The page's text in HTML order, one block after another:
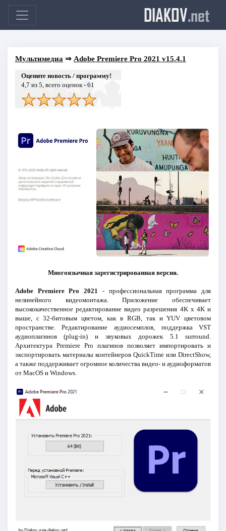
DIAKOV.net
Мультимедиа ⇒ Adobe Premiere Pro 2021 v15.4.1
Оцените новость / программу!
4,7 из 5, всего оценок - 61
Многоязычная зарегистрированная версия.
Adobe Premiere Pro 2021
- профессиональная программа для
нелинейного видеомонтажа. Приложение обеспечивает
высококачественное редактирование видео разрешения 4K x 4K и
выше, с 32-битовым цветом, как в RGB, так и YUV цветовом
пространстве. Редактирование аудиосемплов, поддержка VST
аудиоплагинов (plug-in) и звуковых дорожек 5.1 surround.
Архитектура Premiere Pro плагинов позволяет импортировать и
экспортировать материалы контейнеров QuickTime или DirectShow,
а также поддерживает огромное количества видео- и аудиоформатов
от MacOS и Windows.